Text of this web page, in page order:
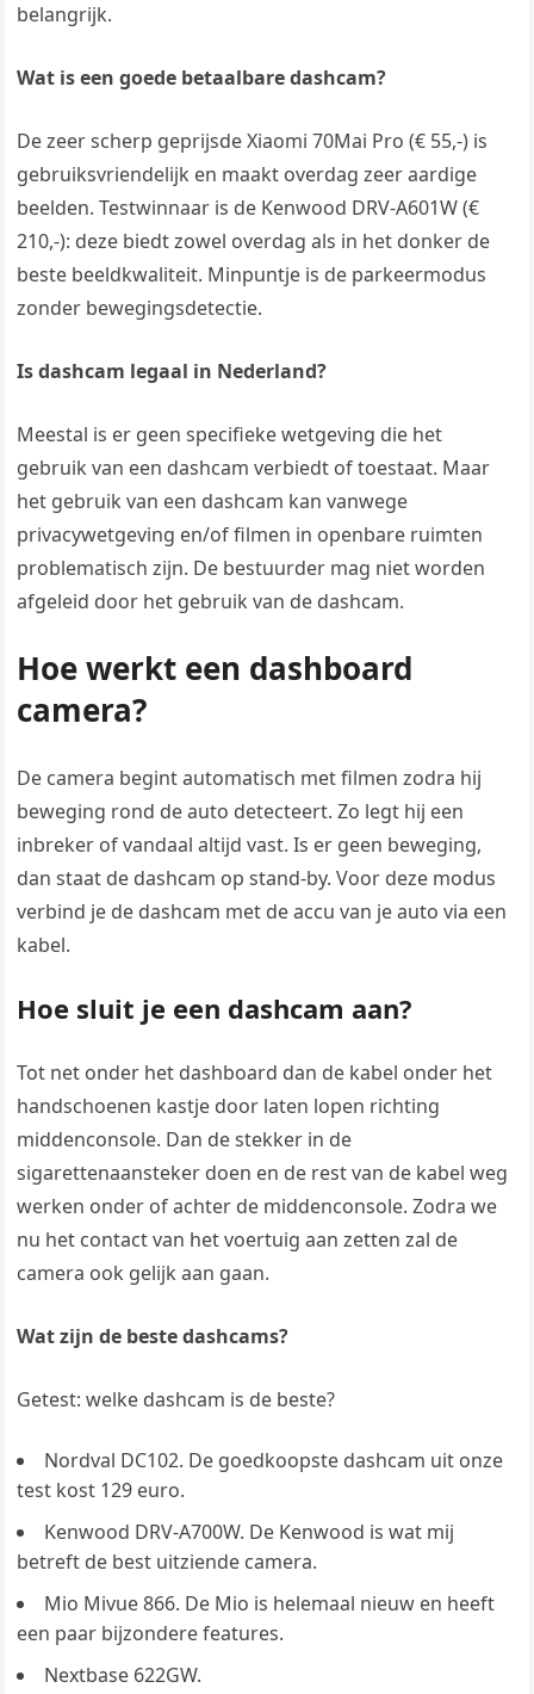
belangrijk.
Wat is een goede betaalbare dashcam?
De zeer scherp geprijsde Xiaomi 70Mai Pro (€ 55,-) is
gebruiksvriendelijk en maakt overdag zeer aardige
beelden. Testwinnaar is de Kenwood DRV-A601W (€
210,-): deze biedt zowel overdag als in het donker de
beste beeldkwaliteit. Minpuntje is de parkeermodus
zonder bewegingsdetectie.
Is dashcam legaal in Nederland?
Meestal is er geen specifieke wetgeving die het
gebruik van een dashcam verbiedt of toestaat. Maar
het gebruik van een dashcam kan vanwege
privacywetgeving en/of filmen in openbare ruimten
problematisch zijn. De bestuurder mag niet worden
afgeleid door het gebruik van de dashcam.
Hoe werkt een dashboard
camera?
De camera begint automatisch met filmen zodra hij
beweging rond de auto detecteert. Zo legt hij een
inbreker of vandaal altijd vast. Is er geen beweging,
dan staat de dashcam op stand-by. Voor deze modus
verbind je de dashcam met de accu van je auto via een
kabel.
Hoe sluit je een dashcam aan?
Tot net onder het dashboard dan de kabel onder het
handschoenen kastje door laten lopen richting
middenconsole. Dan de stekker in de
sigarettenaansteker doen en de rest van de kabel weg
werken onder of achter de middenconsole. Zodra we
nu het contact van het voertuig aan zetten zal de
camera ook gelijk aan gaan.
Wat zijn de beste dashcams?
Getest: welke dashcam is de beste?
Nordval DC102. De goedkoopste dashcam uit onze
test kost 129 euro.
Kenwood DRV-A700W. De Kenwood is wat mij
betreft de best uitziende camera.
Mio Mivue 866. De Mio is helemaal nieuw en heeft
een paar bijzondere features.
Nextbase 622GW.